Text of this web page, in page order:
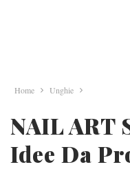
Home Unghie
NAIL ART
Idee Da